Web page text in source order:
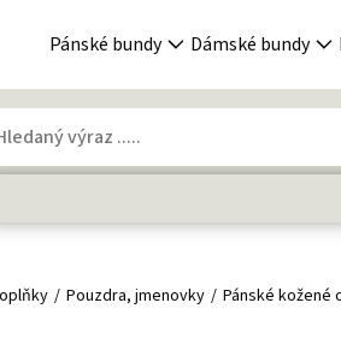
Pánské bundy Dámské bundy
Pouzdra, jmenovky Pánské kožené